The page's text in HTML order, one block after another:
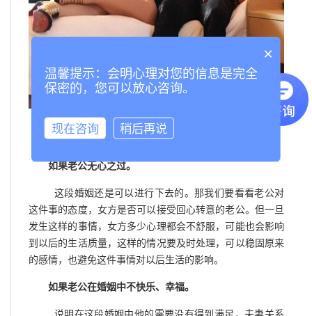
图片源自互联网，如有侵权请联系我们删除
如果老公无心之过。
这段婚姻还是可以进行下去的。那我们要看看老公对
这件事的态度，女方是否可以接受回心转意的老公。但一旦
发生这样的事情，女方多少心理都会不舒服，可能也会影响
到以后的生活质量，这样的情况要及时处理，可以稳固原来
的感情，也避免这件事情对以后生活的影响。
如果老公在婚姻中不快乐、幸福。
×
温馨提示：会明心理对您的信息是完全
保密的，您可以放心咨询。
现在咨询 稍后再说